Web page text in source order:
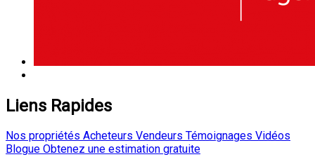
Liens Rapides
Nos propriétés Acheteurs Vendeurs Témoignages Vidéos
Blogue Obtenez une estimation gratuite